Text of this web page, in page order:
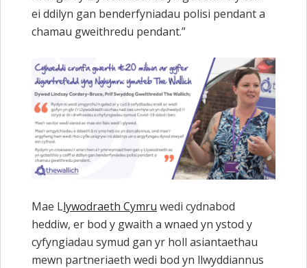
ei ddilyn gan benderfyniadau polisi pendant a
chamau gweithredu pendant.”
Mae Llywodraeth Cymru wedi cydnabod
heddiw, er bod y gwaith a wnaed yn ystod y
cyfyngiadau symud gan yr holl asiantaethau
mewn partneriaeth wedi bod yn llwyddiannus